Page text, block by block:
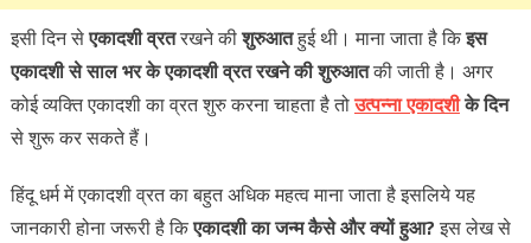
इसी दिन सेएकादशी व्रतरखने कीशुरुआतहुई थी। माना जाता है किइस
एकादशी से साल भर के एकादशी व्रत रखने की शुरुआतकी जाती है। अगर
कोई व्यक्ति एकादशी का व्रत शुरु करना चाहता है तोउत्पन्ना एकादशीके दिन
से शुरू कर सकते हैं।
हिंदू धर्म में एकादशी व्रत का बहुत अधिक महत्व माना जाता है इसलिये यह
जानकारी होना जरूरी है किएकादशी का जन्म कैसे और क्यों हुआ?इस लेख से